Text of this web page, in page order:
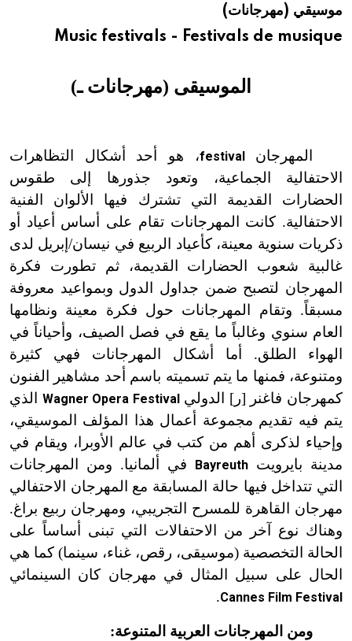
هيئة الموسوعة العربية تطلق موسوعات جديدة في عام 2026
موسيقي (مهرجانات)
Music festivals - Festivals de musique
الموسيقى (مهرجانات ـ)
المهرجانfestival، هو أحد أشكال التظاهرات
الاحتفالية الجماعية، وتعود جذورها إلى طقوس
الحضارات القديمة التي تشترك فيها الألوان الفنية
الاحتفالية. كانت المهرجانات تقام على أساس أعياد أو
ذكريات سنوية معينة، كأعياد الربيع في نيسان/إبريل لدى
غالبية شعوب الحضارات القديمة، ثم تطورت فكرة
المهرجان لتصبح ضمن جداول الدول وبمواعيد معروفة
مسبقاً. وتقام المهرجانات حول فكرة معينة ونظامها
العام سنوي وغالباً ما يقع في فصل الصيف، وأحياناً في
الهواء الطلق. أما أشكال المهرجانات فهي كثيرة
ومتنوعة، فمنها ما يتم تسميته باسم أحد مشاهير الفنون
كمهرجان فاغنر [ر] الدوليWagner Opera Festival الذي
يتم فيه تقديم مجموعة أعمال هذا المؤلف الموسيقي،
وإحياء لذكرى أهم من كتب في عالم الأوبرا، ويقام في
مدينة بايرويت Bayreuth
في ألمانيا. ومن المهرجانات
التي تتداخل فيها حالة المسابقة مع المهرجان الاحتفالي
مهرجان القاهرة للمسرح التجريبي، ومهرجان ربيع براغ.
وهناك نوع آخر من الاحتفالات التي تبنى أساساً على
الحالة التخصصية (موسيقى، رقص، غناء، سينما) كما هي
الحال على سبيل المثال في مهرجان كان السينمائي
Cannes Film Festival
.
ومن المهرجانات العربية المتنوعة: